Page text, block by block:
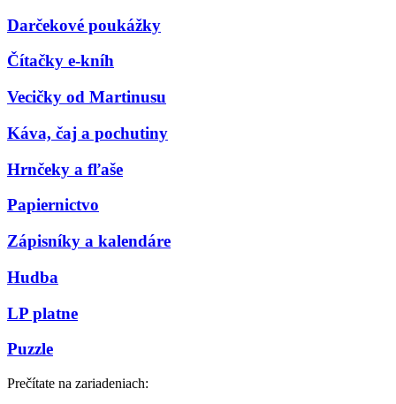
Darčekové poukážky
Čítačky e-kníh
Vecičky od Martinusu
Káva, čaj a pochutiny
Hrnčeky a fľaše
Papiernictvo
Zápisníky a kalendáre
Hudba
LP platne
Puzzle
Prečítate na zariadeniach: